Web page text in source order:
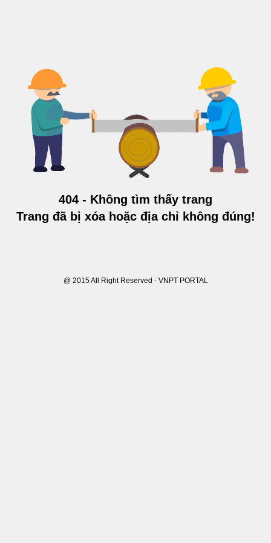
404 - Không tìm thấy trang
Trang đã bị xóa hoặc địa chỉ không đúng!
@ 2015 All Right Reserved - VNPT PORTAL